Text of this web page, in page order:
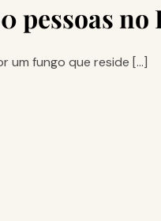
pessoas no
um fungo que reside […]